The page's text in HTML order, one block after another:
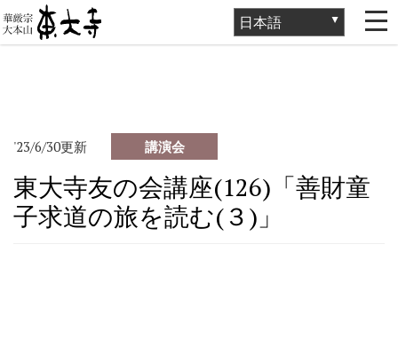
'23/6/30更新 講演会
東大寺友の会講座(126)「善財童
子求道の旅を読む(３)」